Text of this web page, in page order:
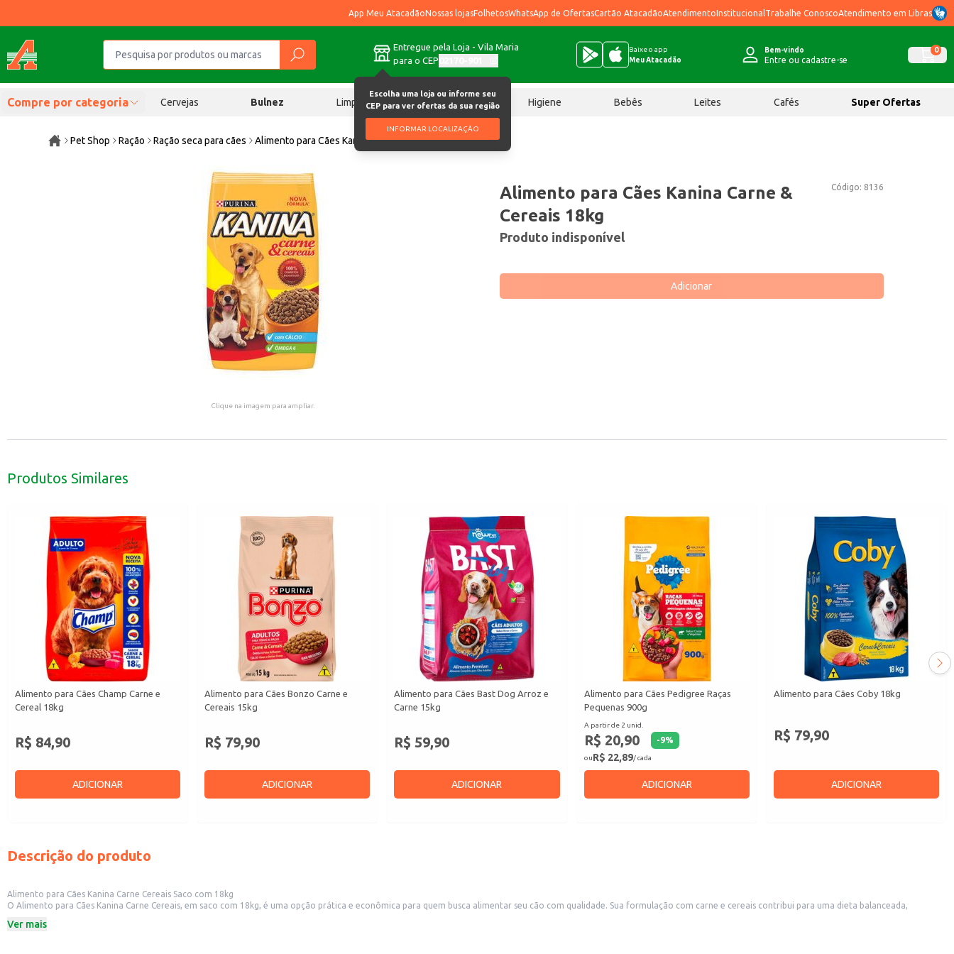
App Meu AtacadãoNossas lojasFolhetosWhatsApp de OfertasCartão AtacadãoAtendimentoInstitucional Trabalhe ConoscoAtendimento em Libras
Entregue pela Loja - Vila Maria
para o CEP
Escolha uma loja ou informe seu
CEP para ver ofertas da sua região
INFORMAR LOCALIZAÇÃO
Baixe o app
Meu Atacadão
Bem-vindo
Entre ou cadastre-se
0
Compre por categoria Cervejas Bulnez Limpeza Chocolates Higiene Bebês Leites Cafés Super Ofertas
Pet Shop Ração Ração seca para cães Alimento para Cães Kanina Carne & Cereais 18kg
Clique na imagem para ampliar.
Código: 8136
Alimento para Cães Kanina Carne &
Cereais 18kg
Produto indisponível
Adicionar
Produtos Similares
Alimento para Cães Champ Carne e
Cereal 18kg
R$ 84,90
ADICIONAR
Alimento para Cães Bonzo Carne e
Cereais 15kg
R$ 79,90
ADICIONAR
Alimento para Cães Bast Dog Arroz e
Carne 15kg
R$ 59,90
ADICIONAR
Alimento para Cães Pedigree Raças
Pequenas 900g
A partir de 2 unid.
R$ 20,90 -9%
ouR$ 22,89/ cada
ADICIONAR
Alimento para Cães Coby 18kg
R$ 79,90
ADICIONAR
Descrição do produto
Alimento para Cães Kanina Carne Cereais Saco com 18kg
O Alimento para Cães Kanina Carne Cereais, em saco com 18kg, é uma opção prática e econômica para quem busca alimentar seu cão com qualidade. Sua formulação com carne e cereais contribui para uma dieta balanceada,
economia na compra.
Ver mais